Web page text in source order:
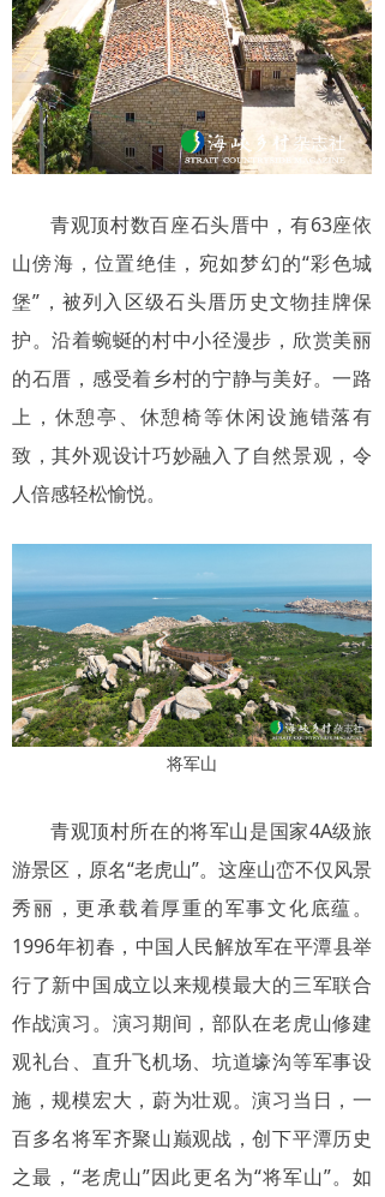
青观顶村数百座石头厝中，有63座依
山傍海，位置绝佳，宛如梦幻的“彩色城
堡”，被列入区级石头厝历史文物挂牌保
护。沿着蜿蜒的村中小径漫步，欣赏美丽
的石厝，感受着乡村的宁静与美好。一路
上，休憩亭、休憩椅等休闲设施错落有
致，其外观设计巧妙融入了自然景观，令
人倍感轻松愉悦。
将军山
青观顶村所在的将军山是国家4A级旅
游景区，原名“老虎山”。这座山峦不仅风景
秀丽，更承载着厚重的军事文化底蕴。
1996年初春，中国人民解放军在平潭县举
行了新中国成立以来规模最大的三军联合
作战演习。演习期间，部队在老虎山修建
观礼台、直升飞机场、坑道壕沟等军事设
施，规模宏大，蔚为壮观。演习当日，一
百多名将军齐聚山巅观战，创下平潭历史
之最，“老虎山”因此更名为“将军山”。如